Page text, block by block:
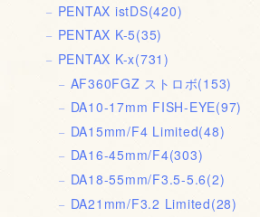
PENTAX istDS(420)
PENTAX K-5(35)
PENTAX K-x(731)
AF360FGZ ストロボ(153)
DA10-17mm FISH-EYE(97)
DA15mm/F4 Limited(48)
DA16-45mm/F4(303)
DA18-55mm/F3.5-5.6(2)
DA21mm/F3.2 Limited(28)